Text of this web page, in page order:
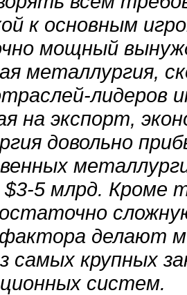
к основным
мощный
металлургия,
лидеров
на экспорт,
довольно
$3-5 млрд. Кроме
делают
самых крупных
систем.